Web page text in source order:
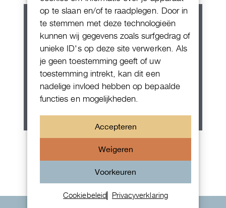
op te slaan en/of te raadplegen. Door in
te stemmen met deze technologieën
kunnen wij gegevens zoals surfgedrag of
unieke ID's op deze site verwerken. Als
je geen toestemming geeft of uw
toestemming intrekt, kan dit een
nadelige invloed hebben op bepaalde
functies en mogelijkheden.
Accepteren
Weigeren
Voorkeuren
Cookiebeleid Privacyverklaring
Rolex Oyster Perpetual 36